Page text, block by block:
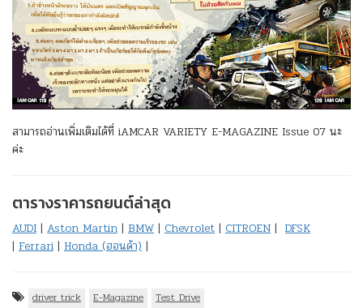
สามารถอ่านเพิ่มเติมได้ที่ iAMCAR VARIETY E-MAGAZINE Issue 07 นะ
ค่ะ
ตารางราคารถยนต์ล่าสุด
AUDI | Aston Martin | BMW | Chevrolet | CITROEN | DFSK
| Ferrari | Honda (ฮอนด้า) |
driver trick E-Magazine Test Drive